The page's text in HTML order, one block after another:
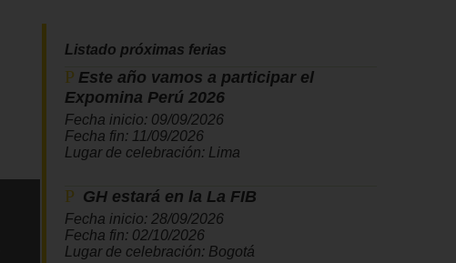
Listado próximas ferias
Este año vamos a participar el
Expomina Perú 2026
Fecha inicio: 09/09/2026
Fecha fin: 11/09/2026
Lugar de celebración: Lima
GH estará en la La FIB
Fecha inicio: 28/09/2026
Fecha fin: 02/10/2026
Lugar de celebración: Bogotá